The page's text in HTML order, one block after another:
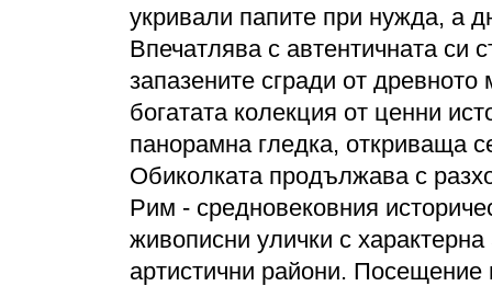
укривали папите при нужда, а
Впечатлява с автентичната си
запазените сгради от
богатата колекция от ценни
панорамна гледка, откриваща
Обиколката продължава с
Рим - средновековния
живописни улички с
артистични райони. Посещение